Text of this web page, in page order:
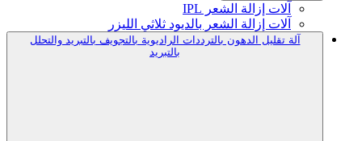
آلات إزالة الشعر IPL
آلات إزالة الشعر بالديود ثلاثي الليزر
آلة تقليل الدهون بالترددات الراديوية بالتجويف بالتبريد والتحلل
بالتبريد